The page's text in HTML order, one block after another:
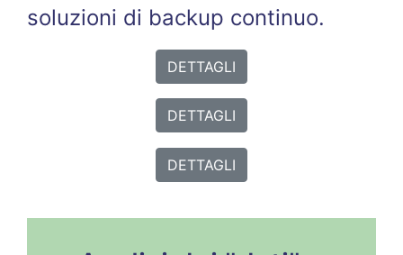
soluzioni di backup continuo.
DETTAGLI
DETTAGLI
DETTAGLI